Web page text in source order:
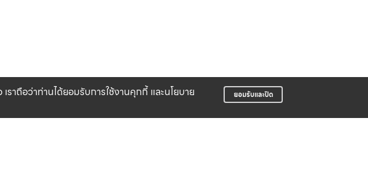
ราถือว่าท่านได้ยอมรับการใช้งานคุกกี้ และนโยบาย ยอมรับและปิด